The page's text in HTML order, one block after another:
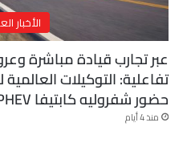
الأخبار
عبر تجارب قيادة مباشرة
تفاعلية: التوكيلات العالمية
حضور شفروليه كابتيفا PHEV
منذ 4 أيام